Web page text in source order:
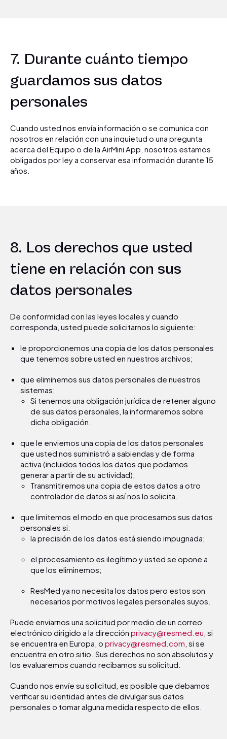
7. Durante cuánto tiempo
guardamos sus datos
personales
Cuando usted nos envía información o se comunica con
nosotros en relación con una inquietud o una pregunta
acerca del Equipo o de la AirMini App, nosotros estamos
obligados por ley a conservar esa información durante 15
años.
8. Los derechos que usted
tiene en relación con sus
datos personales
De conformidad con las leyes locales y cuando
corresponda, usted puede solicitarnos lo siguiente:
le proporcionemos una copia de los datos personales
que tenemos sobre usted en nuestros archivos;
que eliminemos sus datos personales de nuestros
sistemas;
Si tenemos una obligación jurídica de retener alguno
de sus datos personales, la informaremos sobre
dicha obligación.
que le enviemos una copia de los datos personales
que usted nos suministró a sabiendas y de forma
activa (incluidos todos los datos que podamos
generar a partir de su actividad);
Transmitiremos una copia de estos datos a otro
controlador de datos si así nos lo solicita.
que limitemos el modo en que procesamos sus datos
personales si:
la precisión de los datos está siendo impugnada;
el procesamiento es ilegítimo y usted se opone a
que los eliminemos;
ResMed ya no necesita los datos pero estos son
necesarios por motivos legales personales suyos.
Puede enviarnos una solicitud por medio de un correo
electrónico dirigido a la dirección privacy@resmed.eu , si
se encuentra en Europa, o privacy@resmed.com , si se
encuentra en otro sitio. Sus derechos no son absolutos y
los evaluaremos cuando recibamos su solicitud.
Cuando nos envíe su solicitud, es posible que debamos
verificar su identidad antes de divulgar sus datos
personales o tomar alguna medida respecto de ellos.